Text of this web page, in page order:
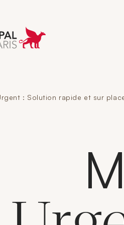
Aller à l'accueil de
: Solution rapide et sur